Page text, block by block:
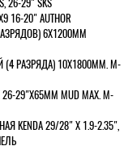
16-20" AUTHOR
6Х1200ММ
РАЗРЯДА) 10Х1800ММ. M-
29"Х65ММ MUD MAX. M-
KENDA 29/28" Х 1.9-2.35",